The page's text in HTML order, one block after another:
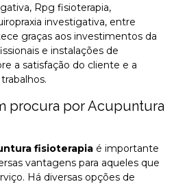
Rpg fisioterapia,
investigativa, entre
graças aos investimentos da
e instalações de
a satisfação do cliente e a
procura por Acupuntura
fisioterapia é importante
vantagens para aqueles que
Há diversas opções de